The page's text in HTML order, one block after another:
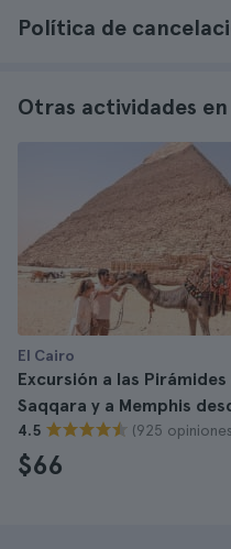
Política de
Otras actividades
El Cairo
Excursión a las Pirámides
Saqqara y a Memphis
4.5 (925
$66